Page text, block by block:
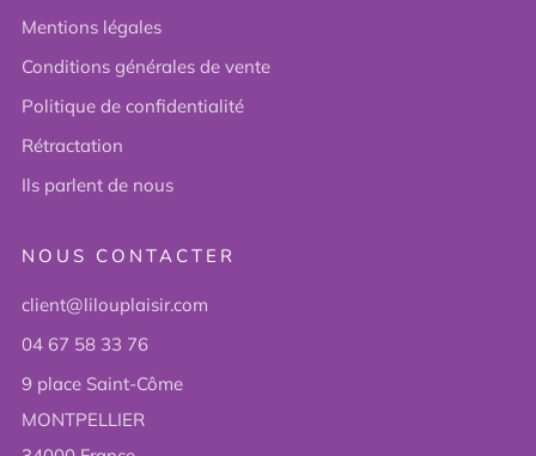
Mentions légales
Conditions générales de vente
Politique de confidentialité
Rétractation
Ils parlent de nous
NOUS CONTACTER
client@lilouplaisir.com
04 67 58 33 76
9 place Saint-Côme
MONTPELLIER